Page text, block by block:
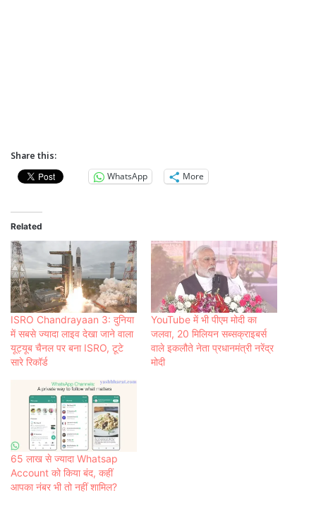
Share this:
WhatsApp
More
Related
ISRO Chandrayaan 3: दुनिया
में सबसे ज्यादा लाइव देखा जाने वाला
यूट्यूब चैनल पर बना ISRO, टूटे
सारे रिकॉर्ड
YouTube में भी पीएम मोदी का
जलवा, 20 मिलियन सब्सक्राइबर्स
वाले इकलौते नेता प्रधानमंत्री नरेंद्र
मोदी
65 लाख से ज्यादा Whatsap
Account को किया बंद, कहीं
आपका नंबर भी तो नहीं शामिल?